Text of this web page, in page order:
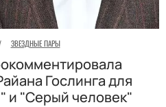
ЗВЕЗДНЫЕ ПАРЫ
Гослинга для
и "Серый человек"